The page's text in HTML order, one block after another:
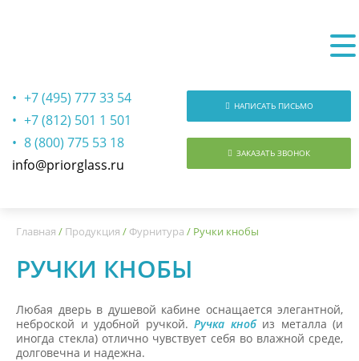
+7 (495) 777 33 54
+7 (812) 501 1 501
8 (800) 775 53 18
info@priorglass.ru
НАПИСАТЬ ПИСЬМО
ЗАКАЗАТЬ ЗВОНОК
Главная / Продукция / Фурнитура / Ручки кнобы
РУЧКИ КНОБЫ
Любая дверь в душевой кабине оснащается элегантной,
неброской и удобной ручкой. Ручка кнобиз металла (и
иногда стекла) отлично чувствует себя во влажной среде,
долговечна и надежна.